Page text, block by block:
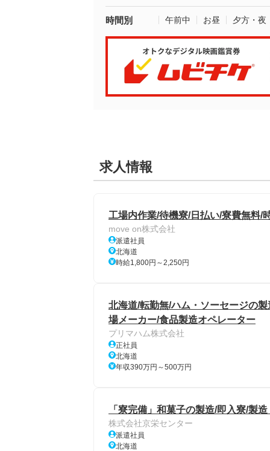
時間別 午前中 お昼 夕方・夜
求人情報
工場内作業/待機寮/日払い/寮費無料/
move on株式会社
派遣社員
北海道
時給1,800円～2,250円
北海道/転勤無/ハム・ソーセージの
場メーカー/食品製造オペレーター
プリマハム株式会社
正社員
北海道
年収390万円～500万円
「寮完備」和菓子の製造/即入寮/製
株式会社京栄センター
派遣社員
北海道